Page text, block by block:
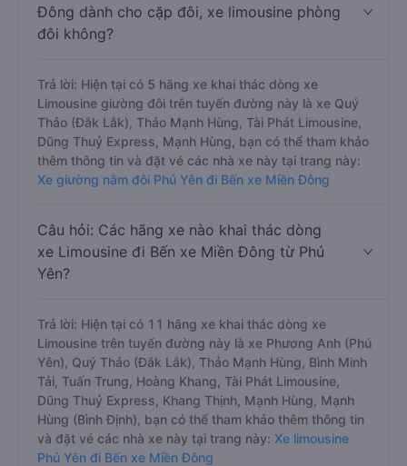
Đông dành cho cặp đôi, xe limousine phòng
đôi không?
Trả lời: Hiện tại có 5 hãng xe khai thác dòng xe
Limousine giường đôi trên tuyến đường này là xe Quý
Thảo (Đắk Lắk), Thảo Mạnh Hùng, Tài Phát Limousine,
Dũng Thuỷ Express, Mạnh Hùng, bạn có thể tham khảo
thêm thông tin và đặt vé các nhà xe này tại trang này:
Xe giường nằm đôi Phú Yên đi Bến xe Miền Đông
Câu hỏi: Các hãng xe nào khai thác dòng
xe Limousine đi Bến xe Miền Đông từ Phú
Yên?
Trả lời: Hiện tại có 11 hãng xe khai thác dòng xe
Limousine trên tuyến đường này là xe Phương Anh (Phú
Yên), Quý Thảo (Đắk Lắk), Thảo Mạnh Hùng, Bình Minh
Tải, Tuấn Trung, Hoàng Khang, Tài Phát Limousine,
Dũng Thuỷ Express, Khang Thịnh, Mạnh Hùng, Mạnh
Hùng (Bình Định), bạn có thể tham khảo thêm thông tin
và đặt vé các nhà xe này tại trang này: Xe limousine
Phú Yên đi Bến xe Miền Đông